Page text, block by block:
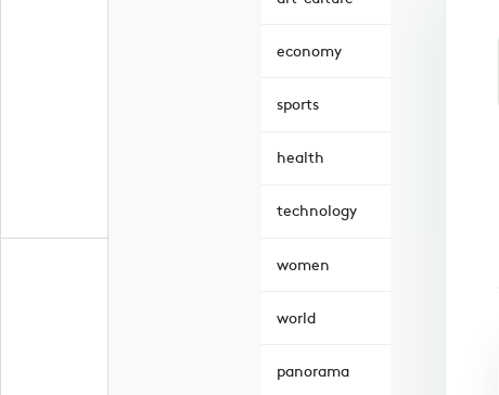
economy
sports
health
technology
women
world
panorama